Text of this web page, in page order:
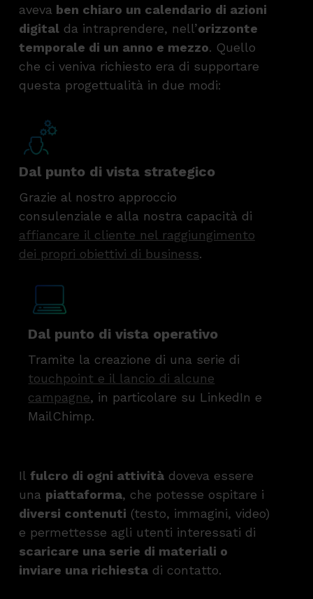
aveva ben chiaro un calendario di azioni
digitalda intraprendere, nell’orizzonte
temporale di un anno e mezzo. Quello
che ci veniva richiesto era di supportare
questa progettualità in due modi:
Dal punto di vista strategico
Grazie al nostro approccio
consulenziale e alla nostra capacità di
affiancare il cliente nel raggiungimento
dei propri obiettivi di business.
Dal punto di vista operativo
Tramite la creazione di una serie di
touchpoint e il lancio di alcune
campagne, in particolare su LinkedIn e
MailChimp.
Il fulcro di ogni attivitàdoveva essere
una piattaforma, che potesse ospitare i
diversi contenuti (testo, immagini, video)
e permettesse agli utenti interessati di
scaricare una serie di materiali o
inviare una richiestadi contatto.